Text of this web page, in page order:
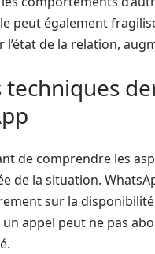
peut également
l’état de la relation,
techniques
de comprendre les
de la situation.
sur la
un appel peut ne pas